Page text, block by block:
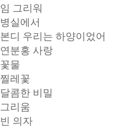
임 그리워
병실에서
본디 우리는 하양이었어
연분홍 사랑
꽃물
찔레꽃
달콤한 비밀
그리움
빈 의자